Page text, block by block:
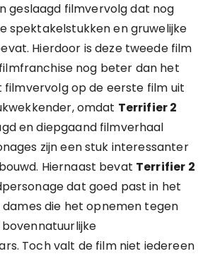
geslaagd filmvervolg dat nog
spektakelstukken en gruwelijke
Hierdoor is deze tweede film
nog beter dan het
filmvervolg op de eerste film uit
omdat Terrifier 2
en diepgaand filmverhaal
zijn een stuk interessanter
Hiernaast bevat Terrifier 2
dat goed past in het
die het opnemen tegen
Toch valt de film niet iedereen